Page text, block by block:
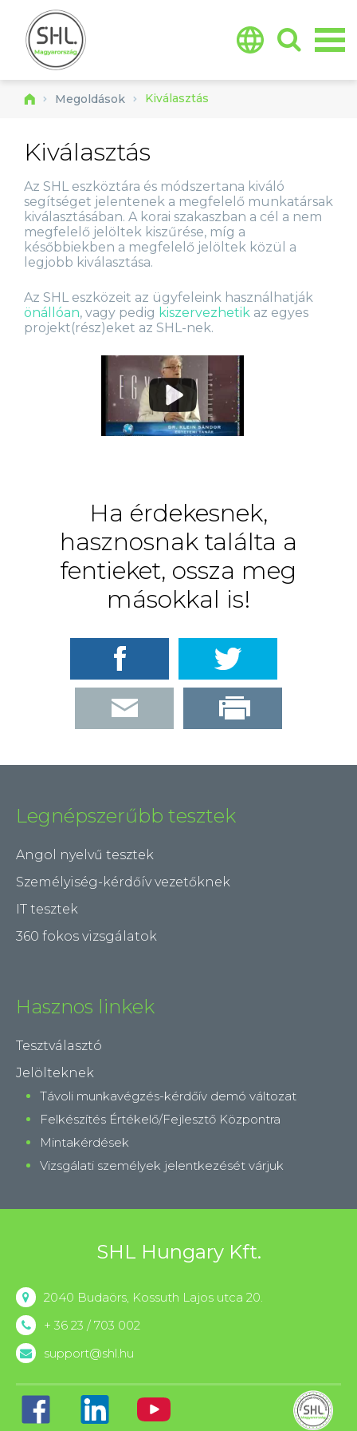
Megoldások Kiválasztás
Kiválasztás
Az SHL eszköztára és módszertana kiváló
segítséget jelentenek a megfelelő munkatársak
kiválasztásában. A korai szakaszban a cél a nem
megfelelő jelöltek kiszűrése, míg a
későbbiekben a megfelelő jelöltek közül a
legjobb kiválasztása.
Az SHL eszközeit az ügyfeleink használhatják
önállóan, vagy pedig kiszervezhetik az egyes
projekt(rész)eket az SHL-nek.
Ha érdekesnek,
hasznosnak találta a
fentieket, ossza meg
másokkal is!
Legnépszerűbb tesztek
Angol nyelvű tesztek
Személyiség-kérdőív vezetőknek
IT tesztek
360 fokos vizsgálatok
Hasznos linkek
Tesztválasztó
Jelölteknek
Távoli munkavégzés-kérdőív demó változat
Felkészítés Értékelő/Fejlesztő Központra
Mintakérdések
Vizsgálati személyek jelentkezését várjuk
SHL Hungary Kft.
2040 Budaörs, Kossuth Lajos utca 20.
+ 36 23 / 703 002
support@shl.hu